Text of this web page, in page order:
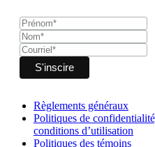
Règlements généraux
Politiques de
conditions d’utilisation
Politiques des témoins